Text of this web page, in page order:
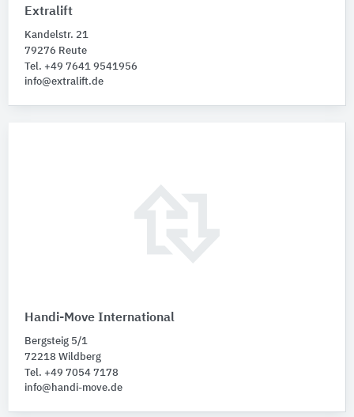
Extralift
Kandelstr. 21
79276 Reute
Tel. +49 7641 9541956
info@extralift.de
Handi-Move International
Bergsteig 5/1
72218 Wildberg
Tel. +49 7054 7178
info@handi-move.de